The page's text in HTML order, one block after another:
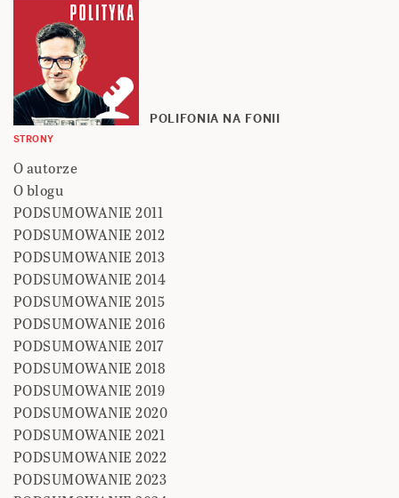
POLIFONIA NA FONII
STRONY
O autorze
O blogu
PODSUMOWANIE 2011
PODSUMOWANIE 2012
PODSUMOWANIE 2013
PODSUMOWANIE 2014
PODSUMOWANIE 2015
PODSUMOWANIE 2016
PODSUMOWANIE 2017
PODSUMOWANIE 2018
PODSUMOWANIE 2019
PODSUMOWANIE 2020
PODSUMOWANIE 2021
PODSUMOWANIE 2022
PODSUMOWANIE 2023